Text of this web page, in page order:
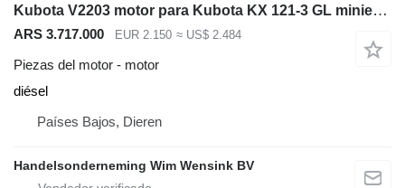
Kubota V2203 motor para Kubota KX 121-3 GL miniexcavadora
ARS 3.717.000 EUR 2.150 ≈ US$ 2.484
Piezas del motor - motor
diésel
Países Bajos, Dieren
Handelsonderneming Wim Wensink BV